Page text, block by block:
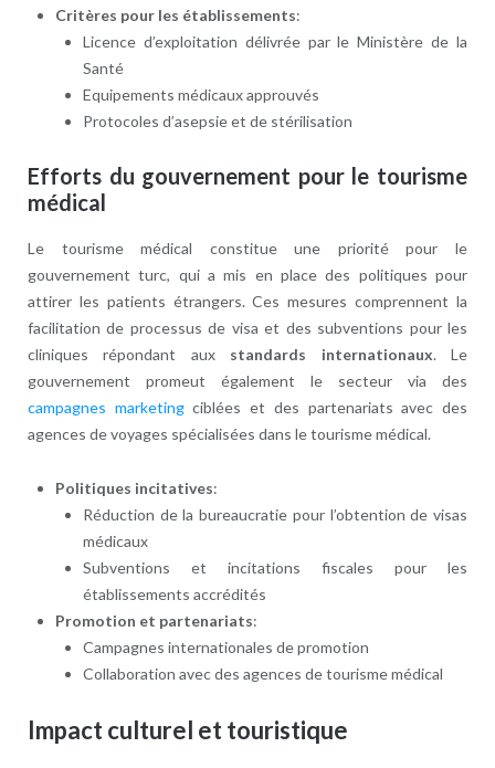
Critères pour les établissements:
Licence d’exploitation délivrée par le Ministère de la
Santé
Equipements médicaux approuvés
Protocoles d’asepsie et de stérilisation
Efforts du gouvernement pour le tourisme
médical
Le tourisme médical constitue une priorité pour le
gouvernement turc, qui a mis en place des politiques pour
attirer les patients étrangers. Ces mesures comprennent la
facilitation de processus de visa et des subventions pour les
cliniques répondant aux standards internationaux. Le
gouvernement promeut également le secteur via des
campagnes marketingciblées et des partenariats avec des
agences de voyages spécialisées dans le tourisme médical.
Politiques incitatives:
Réduction de la bureaucratie pour l’obtention de visas
médicaux
Subventions et incitations fiscales pour les
établissements accrédités
Promotion et partenariats:
Campagnes internationales de promotion
Collaboration avec des agences de tourisme médical
Impact culturel et touristique